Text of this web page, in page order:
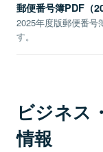
郵便番号簿PDF（
2025年度版郵便番号
す。
ビジネス
情報